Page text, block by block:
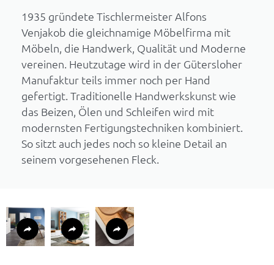
1935 gründete Tischlermeister Alfons
Venjakob die gleichnamige Möbelfirma mit
Möbeln, die Handwerk, Qualität und Moderne
vereinen. Heutzutage wird in der Gütersloher
Manufaktur teils immer noch per Hand
gefertigt. Traditionelle Handwerkskunst wie
das Beizen, Ölen und Schleifen wird mit
modernsten Fertigungstechniken kombiniert.
So sitzt auch jedes noch so kleine Detail an
seinem vorgesehenen Fleck.